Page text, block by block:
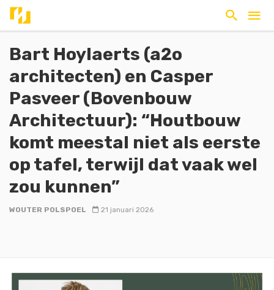
Bart Hoylaerts (a2o
architecten) en Casper
Pasveer (Bovenbouw
Architectuur): “Houtbouw
komt meestal niet als eerste
op tafel, terwijl dat vaak wel
zou kunnen”
WOUTER POLSPOEL 21 januari 2026